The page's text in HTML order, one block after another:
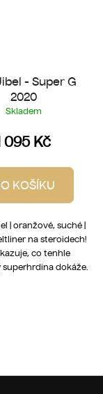
- Super G
2020
Skladem
095 Kč
KOŠÍKU
| oranžové, suché |
na steroidech!
co tenhle
dokáže.